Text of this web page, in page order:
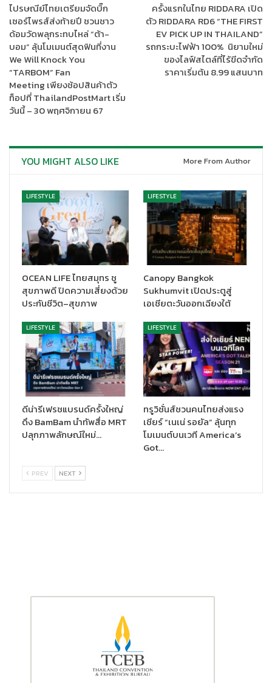
ปักหมุดความอร่อย พร้อมฟินไปกับของเด็ดระดับ5 ดาว ทั้ง 5 โซน!!
โซนโชว์ของเด็ด โซนโคตรจะเด็ด โซนรวมของเด็ด โซนลิ้มรสเด็ด โซน
ปัญญาว่าเด็ดกับเมนูติดดาว ซึ่งแต่ละโซนการันตีความอร่อย บอกได้
คำเดียวว่า เด็ด ปัง จึ้ง ทำถึง!!
นอกจากนี้ ภายในงานยังมีไฮไลท์ความ
พิเศษและกิจกรรมมากมายให้ได้ร่วมสนุก
แล้วมาลิ้มลองความเด็ดไป
พร้อมกัน!! วันที่8-10 พฤศจิกายน 2567 ตั้งแต่เวลา 11.00 น. – 21.00
น. ณ สยามสแควร์ ติดตามรายละเอียดเพิ่มเติมได้ที่ Facebook :
เด็ดแฟร์
ไปรษณีย์ไทยเตรียมจัดบิ๊ก
เซอร์ไพรส์ส่งท้ายปี ชวนชาว
ด้อมวัดพลุกระทบไหล่ “ต้า-
บอม” ลุ้นโมเมนต์สุดฟินที่งาน
We Will Knock You
“TARBOM” Fan
Meeting เพียงช้อปสินค้าตัว
ท็อปที่ ThailandPostMart เริ่ม
วันนี้ – 30 พฤศจิกายน 67
ครั้งแรกในไทย RIDDARA เปิด
ตัว RIDDARA RD6 “THE FIRST
EV PICK UP IN THAILAND”
รถกระบะไฟฟ้า 100% นิยามใหม่
ของไลฟ์สไตล์ที่ไร้ขีดจำกัด
ราคาเริ่มต้น 8.99 แสนบาท
YOU MIGHT ALSO LIKE More From Author
LIFESTYLE
OCEAN LIFE ไทยสมุทร ชู
สุขภาพดี ปิดความเสี่ยงด้วย
ประกันชีวิต–สุขภาพ
LIFESTYLE
Canopy Bangkok
Sukhumvit เปิดประตูสู่
เอเชียตะวันออกเฉียงใต้
LIFESTYLE
ดีน่ารีเฟรชแบรนด์ครั้งใหญ่
ดึง BamBam นำทัพสื่อ MRT
ปลุกภาพลักษณ์ใหม่…
LIFESTYLE
ทรูวิชั่นส์ชวนคนไทยส่งแรง
เชียร์ “เนเน่ รอยัล” ลุ้นทุก
โมเมนต์บนเวที America’s
Got…
PREV NEXT